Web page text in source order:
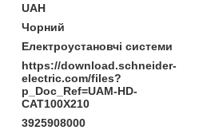
UAH
Чорний
Електроустановчі системи
https://download.schneider-
electric.com/files?
p_Doc_Ref=UAM-HD-
CAT100X210
3925908000